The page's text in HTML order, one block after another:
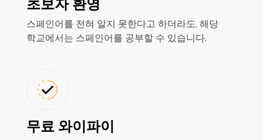
초보자 환영
스페인어를 전혀 알지 못한다고 하더라도, 해당
학교에서는 스페인어를 공부할 수 있습니다.
무료 와이파이